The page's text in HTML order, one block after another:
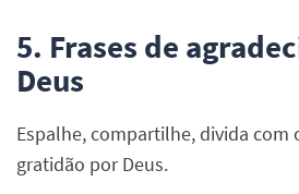
5. Frases de
Deus
Espalhe, compartilhe, divida com
gratidão por Deus.